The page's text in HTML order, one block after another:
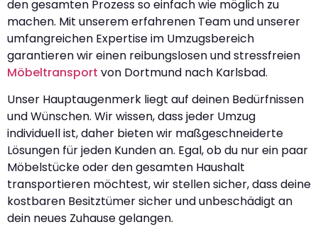
den gesamten Prozess so einfach wie möglich zu
machen. Mit unserem erfahrenen Team und unserer
umfangreichen Expertise im Umzugsbereich
garantieren wir einen reibungslosen und stressfreien
Möbeltransport von Dortmund nach Karlsbad.
Unser Hauptaugenmerk liegt auf deinen Bedürfnissen
und Wünschen. Wir wissen, dass jeder Umzug
individuell ist, daher bieten wir maßgeschneiderte
Lösungen für jeden Kunden an. Egal, ob du nur ein paar
Möbelstücke oder den gesamten Haushalt
transportieren möchtest, wir stellen sicher, dass deine
kostbaren Besitztümer sicher und unbeschädigt an
dein neues Zuhause gelangen.